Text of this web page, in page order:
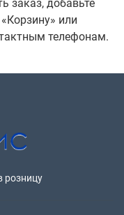
заказ, добавьте
или
телефонам.
розницу